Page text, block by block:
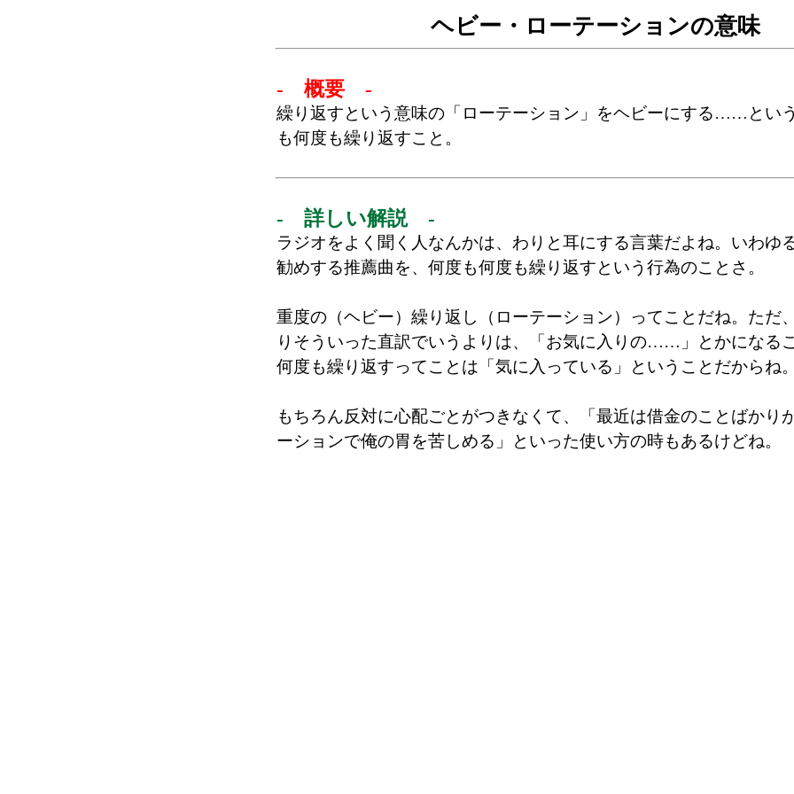
ヘビー・ローテーションの意味
- 概要 -
繰り返すという意味の「ローテーション」をヘビーにする……とい
も何度も繰り返すこと。
- 詳しい解説 -
ラジオをよく聞く人なんかは、わりと耳にする言葉だよね。いわゆ
勧めする推薦曲を、何度も何度も繰り返すという行為のことさ。
重度の（ヘビー）繰り返し（ローテーション）ってことだね。ただ
りそういった直訳でいうよりは、「お気に入りの……」とかになる
何度も繰り返すってことは「気に入っている」ということだからね。
もちろん反対に心配ごとがつきなくて、「最近は借金のことばかり
ーションで俺の胃を苦しめる」といった使い方の時もあるけどね。